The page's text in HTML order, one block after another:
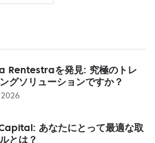
Rentestraを発見: 究極のトレ
グソリューションですか？
あなたにとって最適な取
とは？